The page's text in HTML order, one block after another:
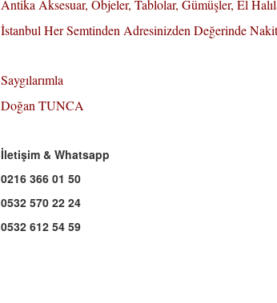
Antika Aksesuar, Objeler, Tablolar, Gümüşler, El
İstanbul Her Semtinden Adresinizden Değerinde
Saygılarımla
Doğan TUNCA
İletişim & Whatsapp
0216 366 01 50
0532 570 22 24
0532 612 54 59